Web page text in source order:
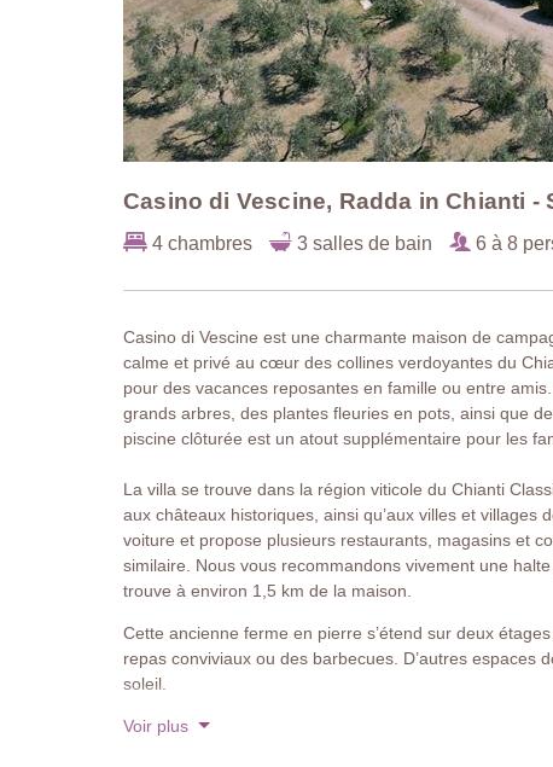
Casino di Vescine, Radda in Chianti -
4 chambres 3 salles de bain 6 à 8
Casino di Vescine est une charmante maison de
calme et privé au cœur des collines verdoyantes du
pour des vacances reposantes en famille ou entre
grands arbres, des plantes fleuries en pots, ainsi que
piscine clôturée est un atout supplémentaire pour les
La villa se trouve dans la région viticole du Chianti
aux châteaux historiques, ainsi qu’aux villes et
voiture et propose plusieurs restaurants, magasins et
similaire. Nous vous recommandons vivement une
trouve à environ 1,5 km de la maison.
Cette ancienne ferme en pierre s’étend sur deux
repas conviviaux ou des barbecues. D’autres espaces
soleil.
L’intérieur est décoré avec soin, alliant le style toscan
Voir plus